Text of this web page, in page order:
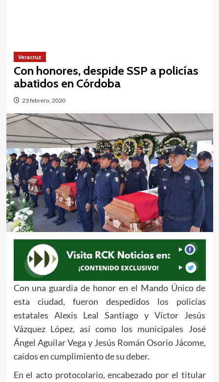
Veracruz
Con honores, despide SSP a policías
abatidos en Córdoba
23 febrero, 2020
Con una guardia de honor en el Mando Único de
esta ciudad, fueron despedidos los policías
estatales Alexis Leal Santiago y Víctor Jesús
Vázquez López, así como los municipales José
Ángel Aguilar Vega y Jesús Román Osorio Jácome,
caídos en cumplimiento de su deber.
En el acto protocolario, encabezado por el titular